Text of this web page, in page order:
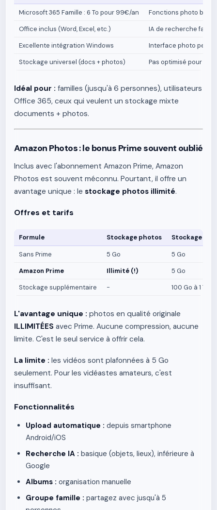
Microsoft 365 Famille : 6 To pour 99€/an
Fonctions photo
Office inclus (Word, Excel, etc.)
IA de recherche faible
Excellente intégration Windows
Interface photo peu
Stockage universel (docs + photos)
Pas optimisé pour les
Idéal pour : familles (jusqu'à 6 personnes), utilisateurs
Office 365, ceux qui veulent un stockage mixte
documents + photos.
Amazon Photos : le bonus Prime souvent oublié
Inclus avec l'abonnement Amazon Prime, Amazon
Photos est souvent méconnu. Pourtant, il offre un
avantage unique : le stockage photos illimité.
Offres et tarifs
Formule Stockage photos Stockage
Sans Prime 5 Go
5 Go
Amazon Prime
Illimité (!)
5 Go
Stockage supplémentaire
- 100 Go à 1 To
L'avantage unique : photos en qualité originale
ILLIMITÉES avec Prime. Aucune compression, aucune
limite. C'est le seul service à offrir cela.
La limite : les vidéos sont plafonnées à 5 Go
seulement. Pour les vidéastes amateurs, c'est
insuffisant.
Fonctionnalités
Upload automatique : depuis smartphone
Android/iOS
Recherche IA : basique (objets, lieux), inférieure à
Google
Albums : organisation manuelle
Groupe famille : partagez avec jusqu'à 5